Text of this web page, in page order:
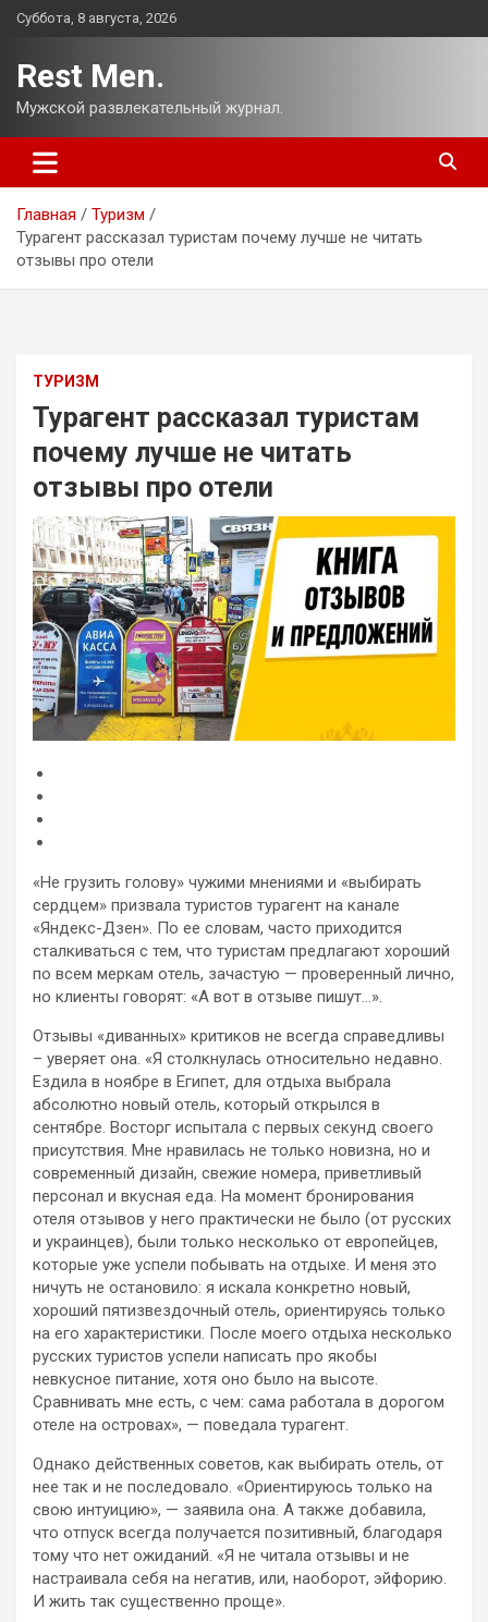
Перейти
Суббота, 8 августа, 2026
Rest Men.
Мужской развлекательный журнал.
Главная
Туризм
Турагент рассказал туристам почему лучше не читать
отзывы про отели
ТУРИЗМ
Турагент рассказал туристам
почему лучше не читать
отзывы про отели
«Не грузить голову» чужими мнениями и «выбирать
сердцем» призвала туристов турагент на канале
«Яндекс-Дзен». По ее словам, часто приходится
сталкиваться с тем, что туристам предлагают хороший
по всем меркам отель, зачастую — проверенный лично,
но клиенты говорят: «А вот в отзыве пишут…».
Отзывы «диванных» критиков не всегда справедливы
– уверяет она. «Я столкнулась относительно недавно.
Ездила в ноябре в Египет, для отдыха выбрала
абсолютно новый отель, который открылся в
сентябре. Восторг испытала с первых секунд своего
присутствия. Мне нравилась не только новизна, но и
современный дизайн, свежие номера, приветливый
персонал и вкусная еда. На момент бронирования
отеля отзывов у него практически не было (от русских
и украинцев), были только несколько от европейцев,
которые уже успели побывать на отдыхе. И меня это
ничуть не остановило: я искала конкретно новый,
хороший пятизвездочный отель, ориентируясь только
на его характеристики. После моего отдыха несколько
русских туристов успели написать про якобы
невкусное питание, хотя оно было на высоте.
Сравнивать мне есть, c чем: сама работала в дорогом
отеле на островах», — поведала турагент.
Однако действенных советов, как выбирать отель, от
нее так и не последовало. «Ориентируюсь только на
свою интуицию», — заявила она. А также добавила,
что отпуск всегда получается позитивный, благодаря
тому что нет ожиданий. «Я не читала отзывы и не
настраивала себя на негатив, или, наоборот, эйфорию.
И жить так существенно проще».